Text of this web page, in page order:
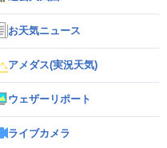
お天気ニュース
アメダス(実況天気)
ウェザーリポート
ライブカメラ